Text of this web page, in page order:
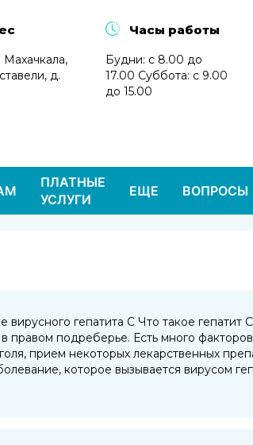
Махачкала,
д.
Часы работы
Будни: с 8.00 до
17.00 Суббота: с 9.00
до 15.00
ПЛАТНЫЕ
УСЛУГИ
ЕЩЕ ВОПРОСЫ
гепатита С Что такое гепатит
правом подреберье. Есть много
прием некоторых лекарственных
которое вызывается вирусом